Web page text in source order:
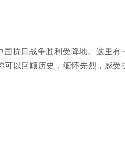
抗日战争胜利受降地。这里有
以回顾历史，缅怀先烈，感受